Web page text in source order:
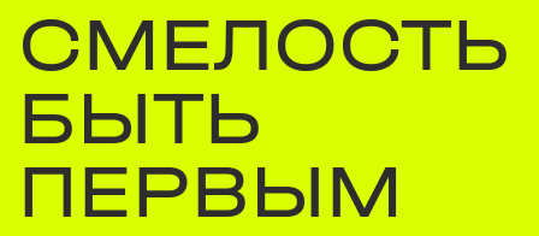
СМЕЛОСТЬ
БЫТЬ
ПЕРВЫМ